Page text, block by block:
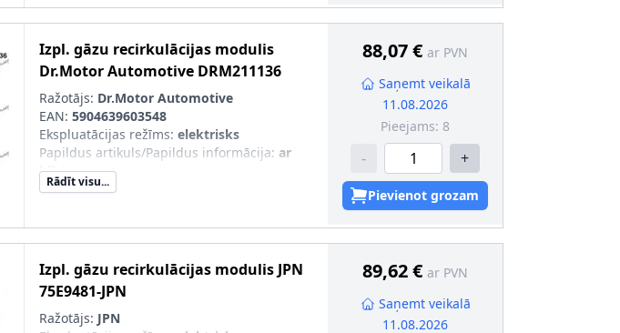
Izpl. gāzu recirkulācijas modulis
Dr.Motor Automotive DRM211136
Ražotājs: Dr.Motor Automotive
EAN: 5904639603548
Ekspluatācijas režīms: elektrisks
Papildus artikuls/Papildus informācija: ar
blīvi
Papildu artikuls/Papildu info 2
Jaunā det. obl. jāsal. ar veco det.(īpaši
OE/oriģ. det. Nr.):
Rādīt visu...
88,07 € ar PVN
Saņemt veikalā
11.08.2026
Pieejams: 8
- +
Pievienot grozam
Izpl. gāzu recirkulācijas modulis JPN
75E9481-JPN
Ražotājs: JPN
89,62 € ar PVN
Saņemt veikalā
11.08.2026